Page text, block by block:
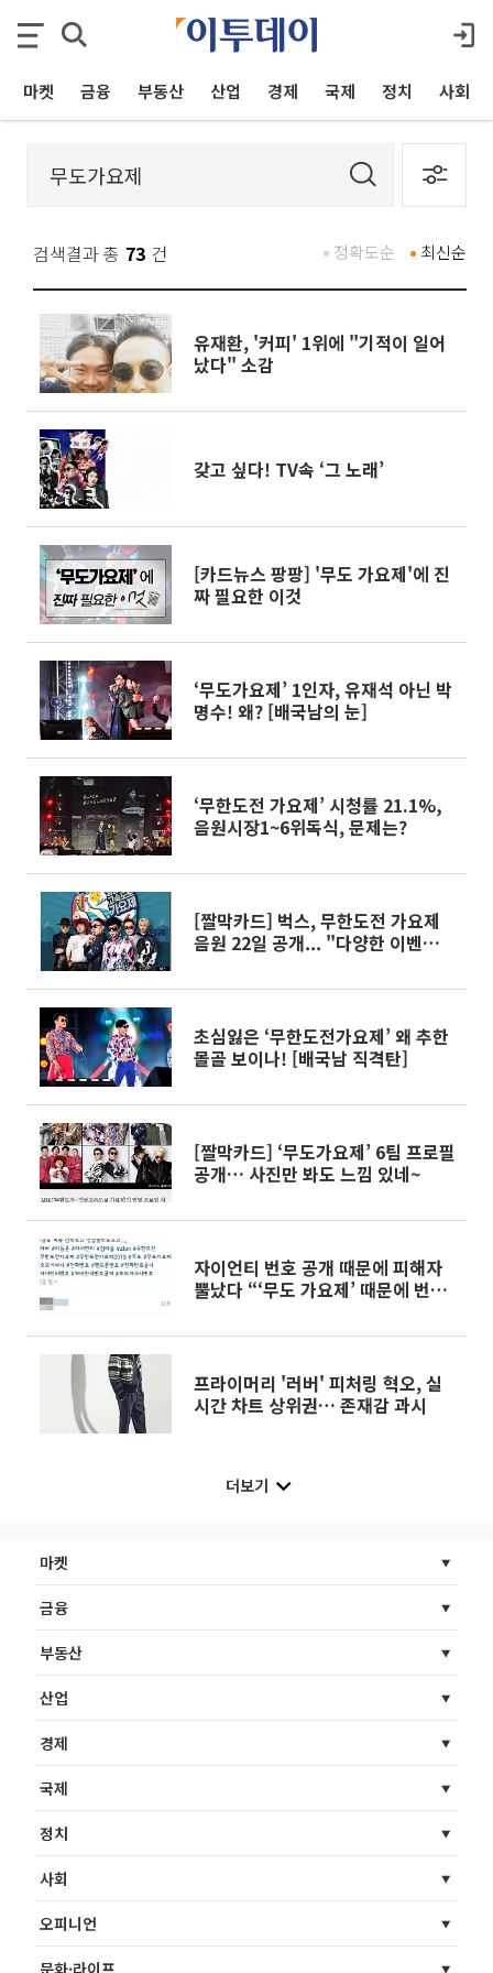
마켓 금융 부동산 산업 경제 국제 정치 사회
검색결과 총 73 건 최신순
정확도순
유재환, '커피' 1위에 "기적이 일어
났다" 소감
갖고 싶다! TV속 ‘그 노래’
[카드뉴스 팡팡] '무도 가요제'에 진
짜 필요한 이것
‘무도가요제’ 1인자, 유재석 아닌 박
명수! 왜? [배국남의 눈]
‘무한도전 가요제’ 시청률 21.1%,
음원시장1~6위독식, 문제는?
[짤막카드] 벅스, 무한도전 가요제
음원 22일 공개... "다양한 이벤트에
초심잃은 ‘무한도전가요제’ 왜 추한
몰골 보이나! [배국남 직격탄]
[짤막카드] ‘무도가요제’ 6팀 프로필
공개… 사진만 봐도 느낌 있네~
자이언티 번호 공개 때문에 피해자
뿔났다 “‘무도 가요제’ 때문에 번호
프라이머리 '러버' 피처링 혁오, 실
시간 차트 상위권… 존재감 과시
더보기
마켓
금융
부동산
산업
경제
국제
정치
사회
오피니언
문화·라이프